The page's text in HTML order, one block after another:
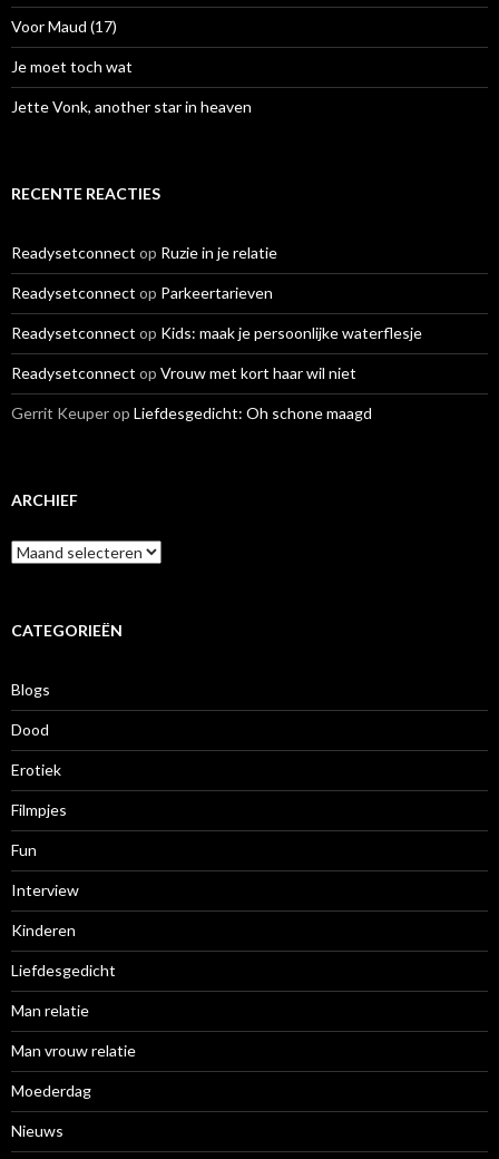
:
Voor Maud (17)
Je moet toch wat
Jette Vonk, another star in heaven
RECENTE REACTIES
Readysetconnect op Ruzie in je relatie
Readysetconnect op Parkeertarieven
Readysetconnect op Kids: maak je persoonlijke waterflesje
Readysetconnect op Vrouw met kort haar wil niet
Gerrit Keuperop Liefdesgedicht: Oh schone maagd
ARCHIEF
A
r
iCATEGORIEËN
Blogs
Dood
Erotiek
Filmpjes
Fun
Interview
Kinderen
Liefdesgedicht
Man relatie
Man vrouw relatie
Moederdag
Nieuws